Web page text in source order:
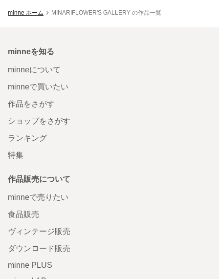
minne ホーム MINARIFLOWER'S GALLERY の作品一覧
minneを知る
minneについて
minneで買いたい
作品をさがす
ショップをさがす
ランキング
特集
作品販売について
minneで売りたい
食品販売
ヴィンテージ販売
ダウンロード販売
minne PLUS